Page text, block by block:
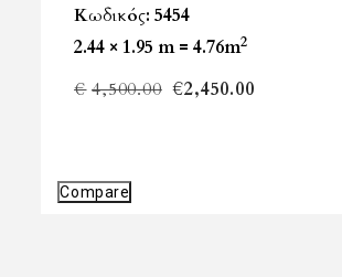
Κωδικός: 5454
2.44 × 1.95 m = 4.76m2
€ 4,500.00 Original
€2,450.00Η
Compare